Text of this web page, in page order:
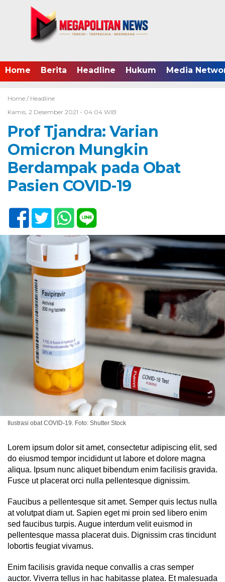
Home Berita Headline Hukum Media
Home / Headline
Kamis, 2 Desember 2021 - 04:04 WIB
Prof Tjandra: Varian
Omicron Mungkin
Berdampak pada Obat
Pasien COVID-19
Ilustrasi obat COVID-19. Foto: Shutter Stock
Lorem ipsum dolor sit amet, consectetur adipiscing elit, sed
do eiusmod tempor incididunt ut labore et dolore magna
aliqua. Ipsum nunc aliquet bibendum enim facilisis gravida.
Fusce ut placerat orci nulla pellentesque dignissim.
Faucibus a pellentesque sit amet. Semper quis lectus nulla
at volutpat diam ut. Sapien eget mi proin sed libero enim
sed faucibus turpis. Augue interdum velit euismod in
pellentesque massa placerat duis. Dignissim cras tincidunt
lobortis feugiat vivamus.
Enim facilisis gravida neque convallis a cras semper
auctor. Viverra tellus in hac habitasse platea. Et malesuada